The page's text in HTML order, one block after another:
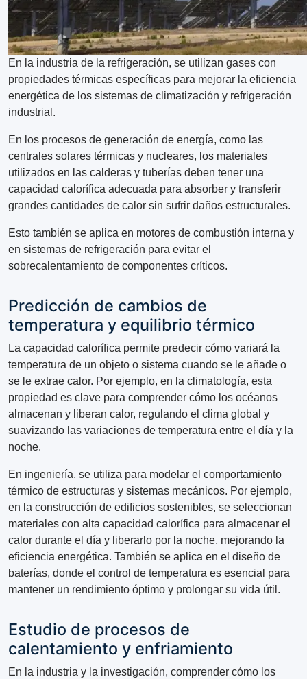
En la industria de la refrigeración, se utilizan gases con
propiedades térmicas específicas para mejorar la eficiencia
energética de los sistemas de climatización y refrigeración
industrial.
En los procesos de generación de energía, como las
centrales solares térmicas y nucleares, los materiales
utilizados en las calderas y tuberías deben tener una
capacidad calorífica adecuada para absorber y transferir
grandes cantidades de calor sin sufrir daños estructurales.
Esto también se aplica en motores de combustión interna y
en sistemas de refrigeración para evitar el
sobrecalentamiento de componentes críticos.
Predicción de cambios de
temperatura y equilibrio térmico
La capacidad calorífica permite predecir cómo variará la
temperatura de un objeto o sistema cuando se le añade o
se le extrae calor. Por ejemplo, en la climatología, esta
propiedad es clave para comprender cómo los océanos
almacenan y liberan calor, regulando el clima global y
suavizando las variaciones de temperatura entre el día y la
noche.
En ingeniería, se utiliza para modelar el comportamiento
térmico de estructuras y sistemas mecánicos. Por ejemplo,
en la construcción de edificios sostenibles, se seleccionan
materiales con alta capacidad calorífica para almacenar el
calor durante el día y liberarlo por la noche, mejorando la
eficiencia energética. También se aplica en el diseño de
baterías, donde el control de temperatura es esencial para
mantener un rendimiento óptimo y prolongar su vida útil.
Estudio de procesos de
calentamiento y enfriamiento
En la industria y la investigación, comprender cómo los